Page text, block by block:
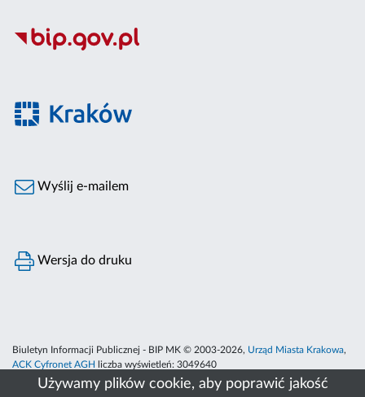
Używamy plików cookie, aby poprawić jakość
Wyślij e-mailem
Wersja do druku
Biuletyn Informacji Publicznej - BIP MK © 2003-2026, Urząd Miasta Krakowa,
ACK Cyfronet AGH
liczba wyświetleń: 3049640